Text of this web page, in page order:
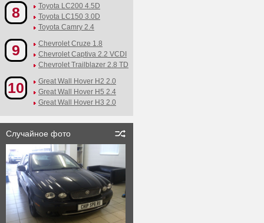
8
Toyota LC200 4.5D
Toyota LC150 3.0D
Toyota Camry 2.4
9
Chevrolet Cruze 1.8
Chevrolet Captiva 2.2 VCDI
Chevrolet Trailblazer 2.8 TD
10
Great Wall Hover H2 2.0
Great Wall Hover H5 2.4
Great Wall Hover H3 2.0
Случайное фото